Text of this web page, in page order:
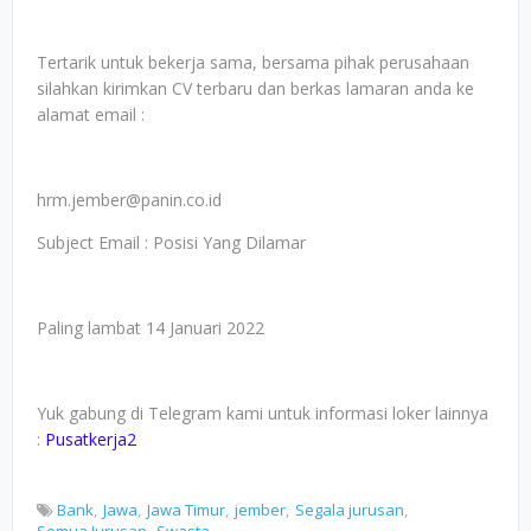
Tertarik untuk bekerja sama, bersama pihak perusahaan
silahkan kirimkan CV terbaru dan berkas lamaran anda ke
alamat email :
hrm.jember@panin.co.id
Subject Email : Posisi Yang Dilamar
Paling lambat 14 Januari 2022
Yuk gabung di Telegram kami untuk informasi loker lainnya
: Pusatkerja2
Bank Jawa Jawa Timur jember Segala jurusan